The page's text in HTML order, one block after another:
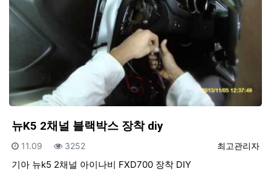
뉴K5 2채널 블랙박스 장착 diy
등록자
최고관리자
등록일
11.09 조회
3252
기아 뉴k5 2채널 아이나비 FXD700 장착 DIY